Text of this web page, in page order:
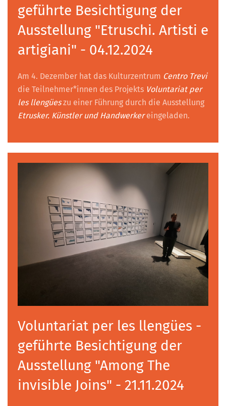
geführte Besichtigung der
Ausstellung "Etruschi. Artisti e
artigiani" - 04.12.2024
Am 4. Dezember hat das Kulturzentrum Centro Trevi
die Teilnehmer*innen des Projekts Voluntariat per
les llengüeszu einer Führung durch die Ausstellung
Etrusker. Künstler und Handwerkereingeladen.
Voluntariat per les llengües -
geführte Besichtigung der
Ausstellung "Among The
invisible Joins" - 21.11.2024